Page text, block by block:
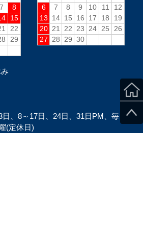
日、8～17日、24日、31日PM、毎
(定休日)